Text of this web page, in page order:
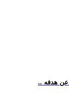
عن هدفه